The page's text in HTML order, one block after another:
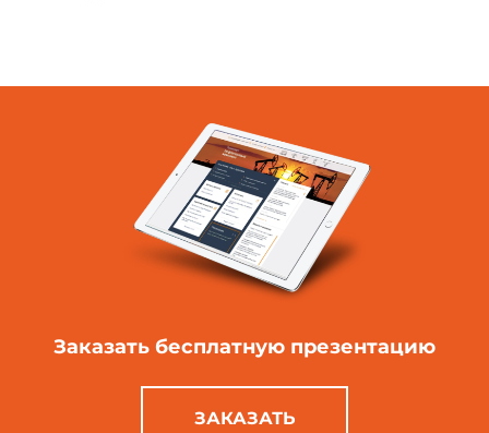
Заказать бесплатную презентацию
ЗАКАЗАТЬ